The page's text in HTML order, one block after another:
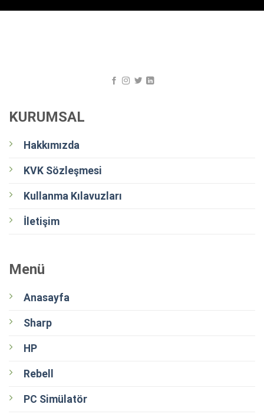
KURUMSAL
Hakkımızda
KVK Sözleşmesi
Kullanma Kılavuzları
İletişim
Menü
Anasayfa
Sharp
HP
Rebell
PC Simülatör